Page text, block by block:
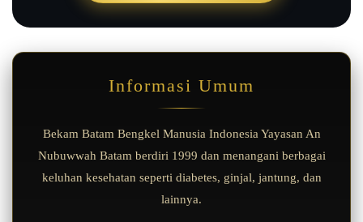
Informasi Umum
Bekam Batam Bengkel Manusia Indonesia Yayasan An
Nubuwwah Batam berdiri 1999 dan menangani berbagai
keluhan kesehatan seperti diabetes, ginjal, jantung, dan
lainnya.